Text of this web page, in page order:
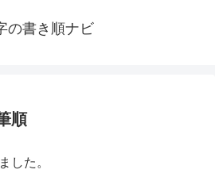
の書き順ナビ
順
した。